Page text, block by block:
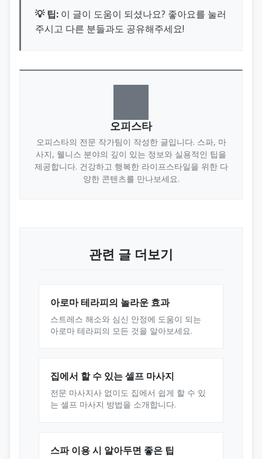
💡 팁: 이 글이 도움이 되셨나요? 좋아요를 눌러
주시고 다른 분들과도 공유해주세요!
오피스타
오피스타의 전문 작가팀이 작성한 글입니다. 스파, 마
사지, 웰니스 분야의 깊이 있는 정보와 실용적인 팁을
제공합니다. 건강하고 행복한 라이프스타일을 위한 다
양한 콘텐츠를 만나보세요.
관련 글 더보기
아로마 테라피의 놀라운 효과
스트레스 해소와 심신 안정에 도움이 되는
아로마 테라피의 모든 것을 알아보세요.
집에서 할 수 있는 셀프 마사지
전문 마사지사 없이도 집에서 쉽게 할 수 있
는 셀프 마사지 방법을 소개합니다.
스파 이용 시 알아두면 좋은 팁